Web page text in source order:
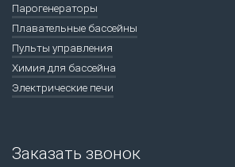
Парогенераторы
Плавательные бассейны
Пульты управления
Химия для бассейна
Электрические печи
Заказать звонок